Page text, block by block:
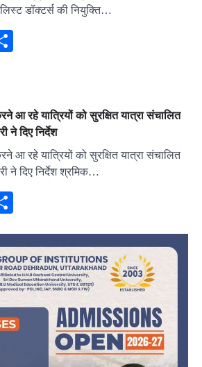
डॉक्टर्स की नियुक्ति…
आ रहे यात्रियों को सुरक्षित यात्रा संचालित
ने दिए निर्देश
आ रहे यात्रियों को सुरक्षित यात्रा संचालित
ने दिए निर्देश श्रमिक…